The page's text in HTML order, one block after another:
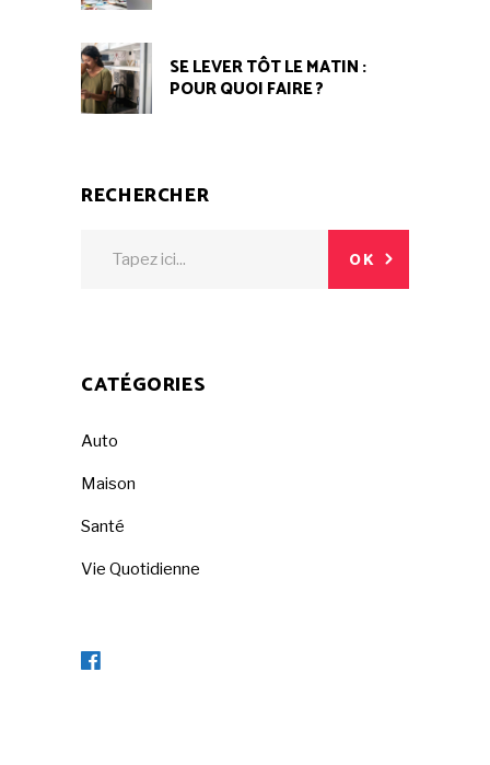
SE LEVER TÔT LE MATIN :
POUR QUOI FAIRE ?
RECHERCHER
OK
CATÉGORIES
Auto
Maison
Santé
Vie Quotidienne